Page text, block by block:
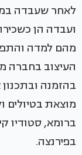
לאחר שעבדה
ועבדה הן
מהם למדה
העיצוב בחברה
בהזמנה
מוצאת בטיולים
ברומא, סטודיו
בפירנצה.